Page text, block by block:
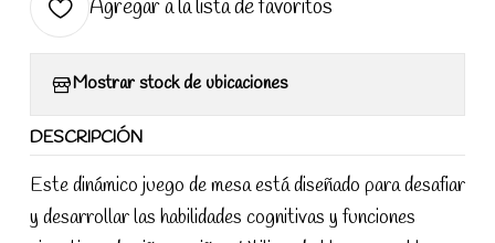
Agregar a la lista de favoritos
Mostrar stock de ubicaciones
DESCRIPCIÓN
Este dinámico juego de mesa está diseñado para desafiar
y desarrollar las habilidades cognitivas y funciones